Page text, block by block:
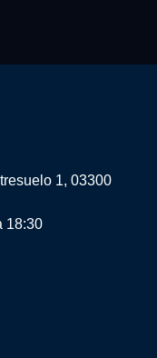
1, 03300
18:30